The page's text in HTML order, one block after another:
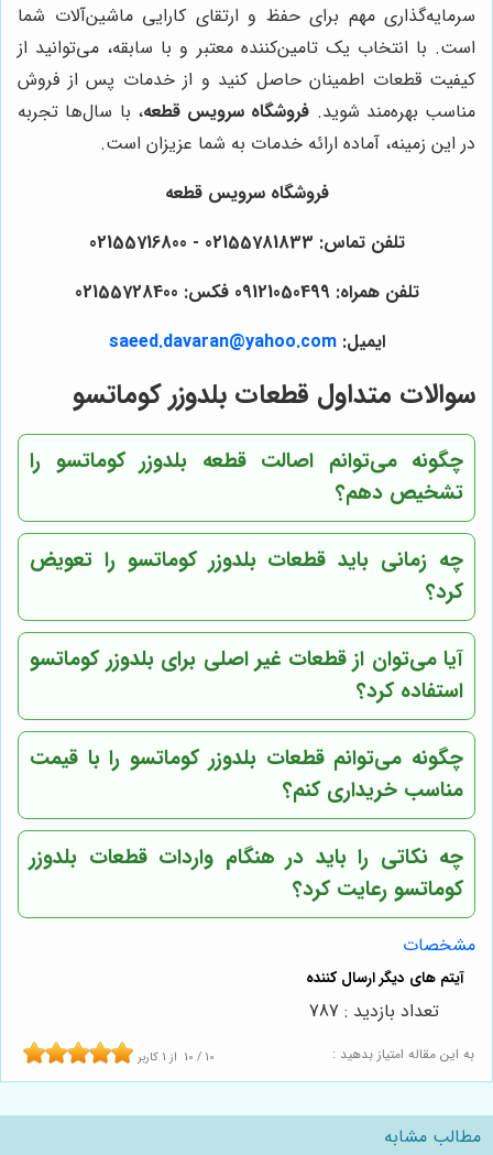
سرمایه‌گذاری مهم برای حفظ و ارتقای کارایی ماشین‌آلات شما
است. با انتخاب یک تامین‌کننده معتبر و با سابقه، می‌توانید از
کیفیت قطعات اطمینان حاصل کنید و از خدمات پس از فروش
مناسب بهره‌مند شوید. فروشگاه سرویس قطعه، با سال‌ها تجربه
در این زمینه، آماده ارائه خدمات به شما عزیزان است.
فروشگاه سرویس قطعه
تلفن تماس: 02155781833 - 02155716800
تلفن همراه: 09121050499 فکس: 02155728400
ایمیل:saeed.davaran@yahoo.com
سوالات متداول قطعات بلدوزر کوماتسو
چگونه می‌توانم اصالت قطعه بلدوزر کوماتسو را
تشخیص دهم؟
چه زمانی باید قطعات بلدوزر کوماتسو را تعویض
کرد؟
آیا می‌توان از قطعات غیر اصلی برای بلدوزر کوماتسو
استفاده کرد؟
چگونه می‌توانم قطعات بلدوزر کوماتسو را با قیمت
مناسب خریداری کنم؟
چه نکاتی را باید در هنگام واردات قطعات بلدوزر
کوماتسو رعایت کرد؟
مشخصات
به این مقاله امتیاز بدهید : 10 / 10 از 1 کاربر
تعداد بازدید : 787
مطالب مشابه